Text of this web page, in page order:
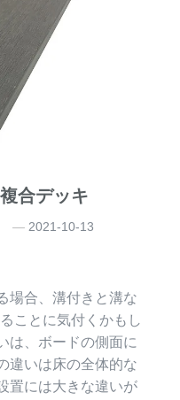
合デッキ
2021-10-13
場合、溝付きと溝な
ことに気付くかもし
は、ボードの側面に
違いは床の全体的な
置には大きな違いが